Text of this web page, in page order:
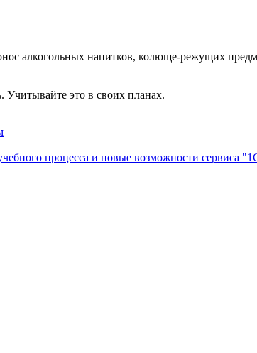
алкогольных напитков, колюще-режущих
Учитывайте это в своих планах.
процесса и новые возможности сервиса